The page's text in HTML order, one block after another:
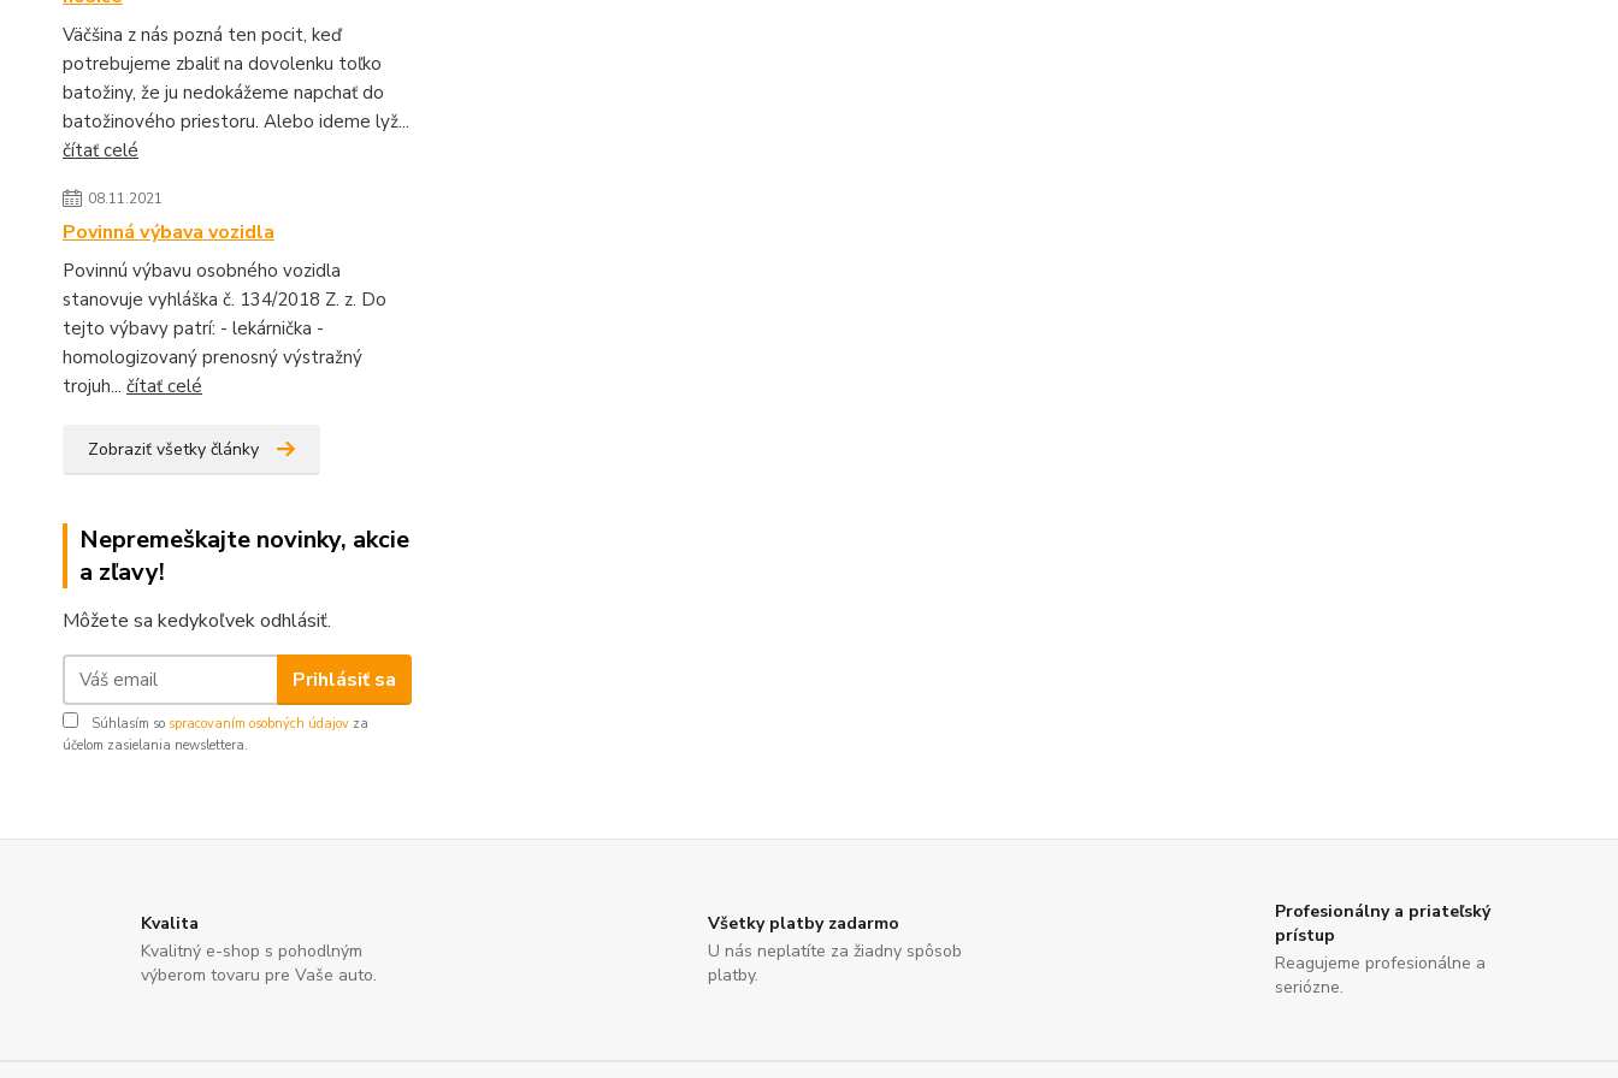
Väčšina z nás pozná ten pocit, keď
potrebujeme zbaliť na dovolenku toľko
batožiny, že ju nedokážeme napchať do
batožinového priestoru. Alebo ideme lyž...
čítať celé
08.11.2021
Povinná výbava vozidla
Povinnú výbavu osobného vozidla
stanovuje vyhláška č. 134/2018 Z. z. Do
tejto výbavy patrí: - lekárnička -
homologizovaný prenosný výstražný
trojuh... čítať celé
Zobraziť všetky články
Nepremeškajte novinky, akcie
a zľavy!
Môžete sa kedykoľvek odhlásiť.
Prihlásiť sa
Súhlasím so spracovaním osobných údajov za
účelom zasielania newslettera.
Kvalita
Kvalitný e-shop s pohodlným
výberom tovaru pre Vaše auto.
Všetky platby zadarmo
U nás neplatíte za žiadny spôsob
platby.
Profesionálny a priateľský
prístup
Reagujeme profesionálne a
seriózne.